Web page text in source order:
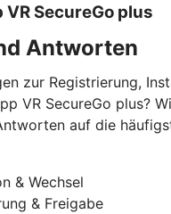
VR SecureGo plus
Antworten
zur Registrierung,
VR SecureGo plus?
auf die
& Wechsel
& Freigabe